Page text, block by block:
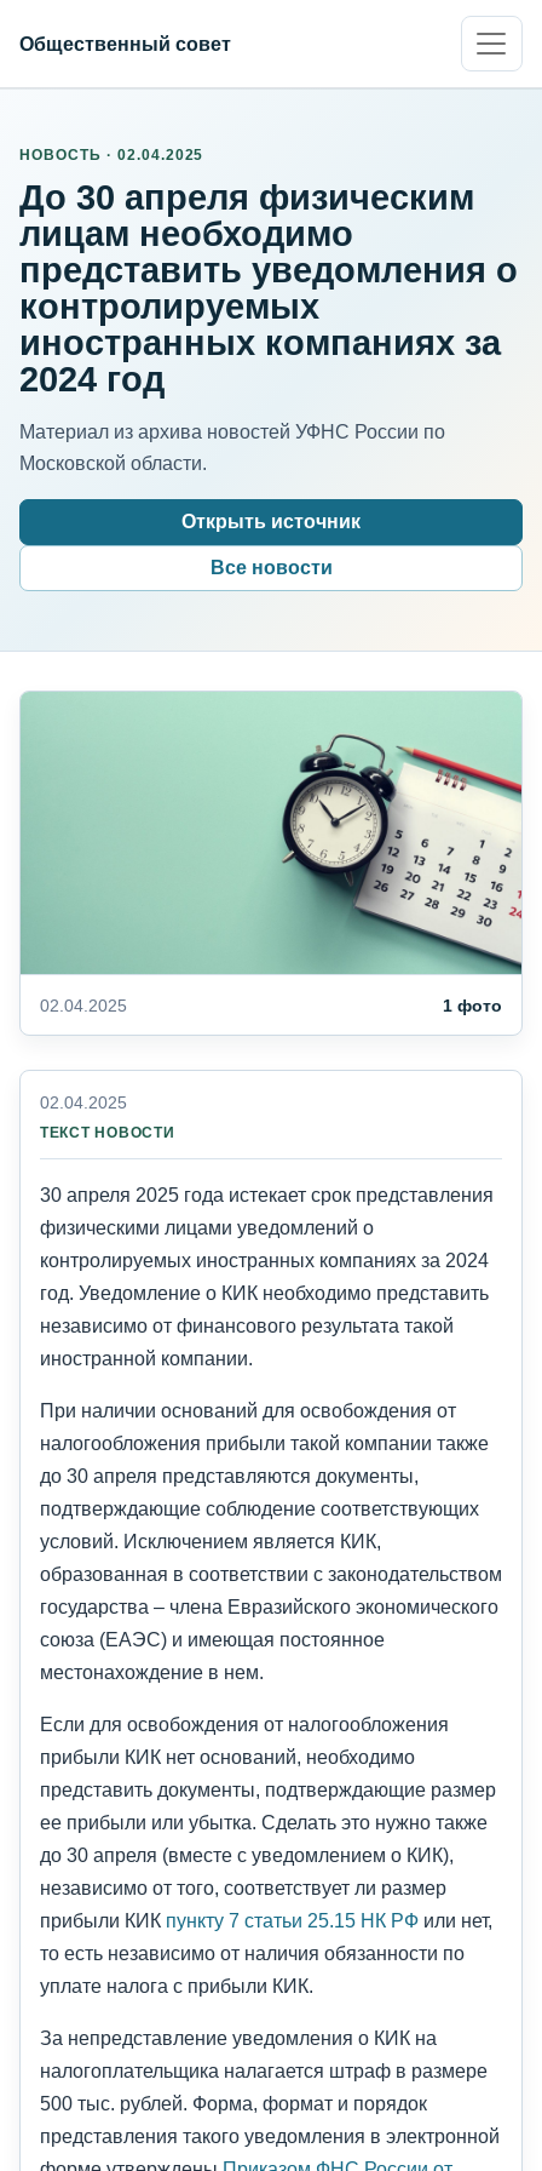
Общественный совет
НОВОСТЬ · 02.04.2025
До 30 апреля физическим
лицам необходимо
представить уведомления о
контролируемых
иностранных компаниях за
2024 год
Материал из архива новостей УФНС России по
Московской области.
Открыть источник
Все новости
02.04.2025 1 фото
02.04.2025
ТЕКСТ НОВОСТИ
30 апреля 2025 года истекает срок представления
физическими лицами уведомлений о
контролируемых иностранных компаниях за 2024
год. Уведомление о КИК необходимо представить
независимо от финансового результата такой
иностранной компании.
При наличии оснований для освобождения от
налогообложения прибыли такой компании также
до 30 апреля представляются документы,
подтверждающие соблюдение соответствующих
условий. Исключением является КИК,
образованная в соответствии с законодательством
государства – члена Евразийского экономического
союза (ЕАЭС) и имеющая постоянное
местонахождение в нем.
Если для освобождения от налогообложения
прибыли КИК нет оснований, необходимо
представить документы, подтверждающие размер
ее прибыли или убытка. Сделать это нужно также
до 30 апреля (вместе с уведомлением о КИК),
независимо от того, соответствует ли размер
прибыли КИК пункту 7 статьи 25.15 НК РФ или нет,
то есть независимо от наличия обязанности по
уплате налога с прибыли КИК.
За непредставление уведомления о КИК на
налогоплательщика налагается штраф в размере
500 тыс. рублей. Форма, формат и порядок
представления такого уведомления в электронной